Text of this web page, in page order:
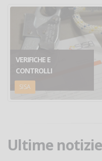
VERIFICHE E
CONTROLLI
SISA
Ultime notizie